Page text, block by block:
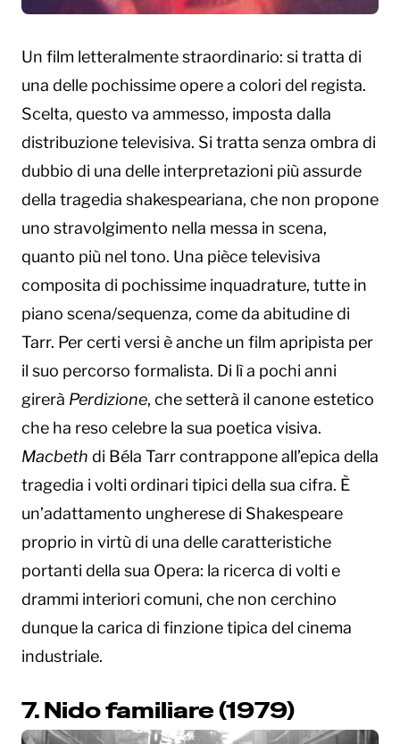
Un film letteralmente straordinario: si tratta di
una delle pochissime opere a colori del regista.
Scelta, questo va ammesso, imposta dalla
distribuzione televisiva. Si tratta senza ombra di
dubbio di una delle interpretazioni più assurde
della tragedia shakespeariana, che non propone
uno stravolgimento nella messa in scena,
quanto più nel tono. Una pièce televisiva
composita di pochissime inquadrature, tutte in
piano scena/sequenza, come da abitudine di
Tarr. Per certi versi è anche un film apripista per
il suo percorso formalista. Di lì a pochi anni
girerà Perdizione, che setterà il canone estetico
che ha reso celebre la sua poetica visiva.
Macbeth di Béla Tarr contrappone all’epica della
tragedia i volti ordinari tipici della sua cifra. È
un’adattamento ungherese di Shakespeare
proprio in virtù di una delle caratteristiche
portanti della sua Opera: la ricerca di volti e
drammi interiori comuni, che non cerchino
dunque la carica di finzione tipica del cinema
industriale.
7. Nido familiare (1979)